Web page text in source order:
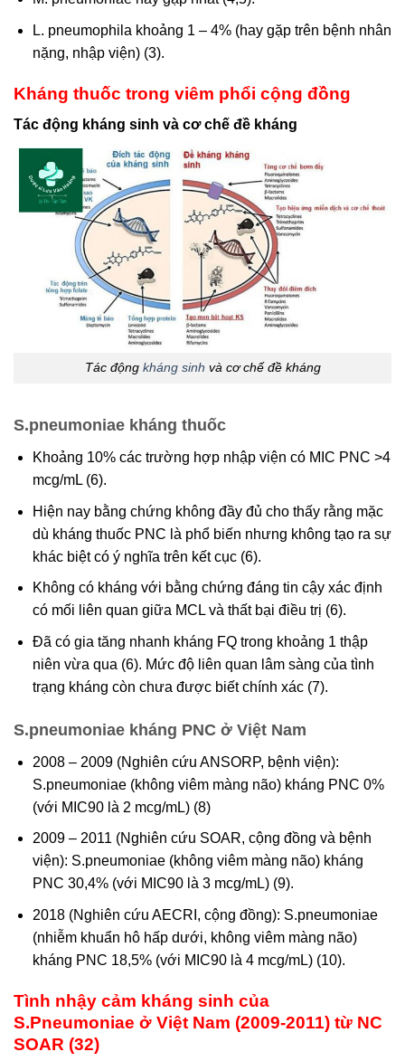
L. pneumophila khoảng 1 – 4% (hay gặp trên bệnh nhân
nặng, nhập viện) (3).
Kháng thuốc trong viêm phổi cộng đồng
Tác động kháng sinh và cơ chế đề kháng
Tác động kháng sinh và cơ chế đề kháng
S.pneumoniae kháng thuốc
Khoảng 10% các trường hợp nhập viện có MIC PNC >4
mcg/mL (6).
Hiện nay bằng chứng không đầy đủ cho thấy rằng mặc
dù kháng thuốc PNC là phổ biến nhưng không tạo ra sự
khác biệt có ý nghĩa trên kết cục (6).
Không có kháng với bằng chứng đáng tin cậy xác định
có mối liên quan giữa MCL và thất bại điều trị (6).
Đã có gia tăng nhanh kháng FQ trong khoảng 1 thập
niên vừa qua (6). Mức độ liên quan lâm sàng của tình
trạng kháng còn chưa được biết chính xác (7).
S.pneumoniae kháng PNC ở Việt Nam
2008 – 2009 (Nghiên cứu ANSORP, bệnh viện):
S.pneumoniae (không viêm màng não) kháng PNC 0%
(với MIC90 là 2 mcg/mL) (8)
2009 – 2011 (Nghiên cứu SOAR, cộng đồng và bệnh
viện): S.pneumoniae (không viêm màng não) kháng
PNC 30,4% (với MIC90 là 3 mcg/mL) (9).
2018 (Nghiên cứu AECRI, cộng đồng): S.pneumoniae
(nhiễm khuẩn hô hấp dưới, không viêm màng não)
kháng PNC 18,5% (với MIC90 là 4 mcg/mL) (10).
Tình nhậy cảm kháng sinh của
S.Pneumoniae ở Việt Nam (2009-2011) từ NC
SOAR (32)